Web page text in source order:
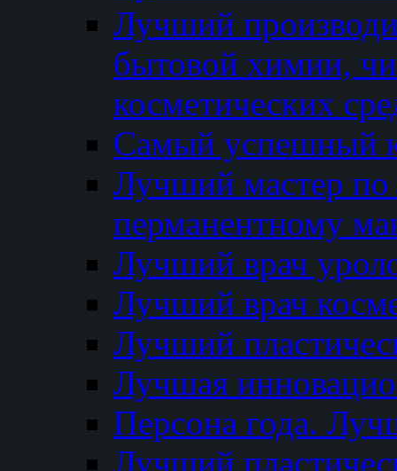
Лучший
бытовой химии,
косметических
Самый успешный
Лучший мастер по
перманентному
Лучший врач
Лучший врач
Лучший
Лучшая
Персона года.
Лучший